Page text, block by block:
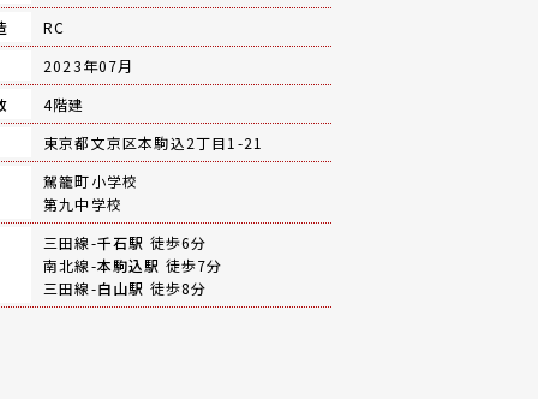
RC
2023年07月
4階建
東京都文京区本駒込2丁目1-21
駕籠町小学校
第九中学校
三田線-千石駅 徒歩6分
南北線-本駒込駅 徒歩7分
三田線-白山駅 徒歩8分